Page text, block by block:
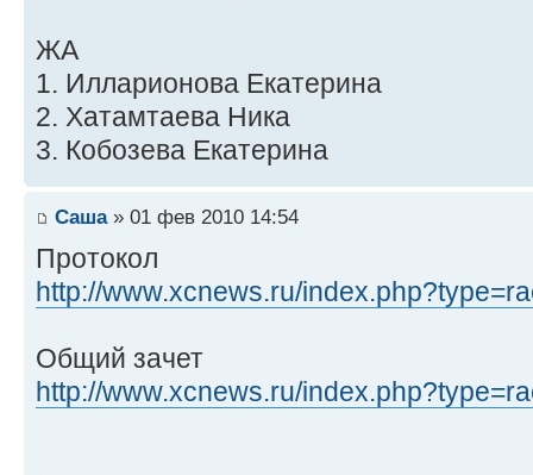
ЖА
1. Илларионова Екатерина
2. Хатамтаева Ника
3. Кобозева Екатерина
Саша» 01 фев 2010 14:54
Протокол
http://www.xcnews.ru/
Общий зачет
http://www.xcnews.ru/